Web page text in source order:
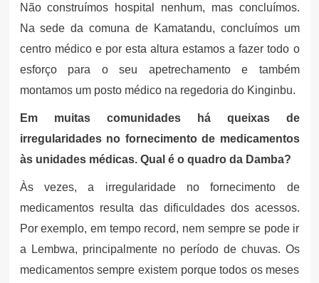
Não construímos hospital nenhum, mas concluímos.
Na sede da comuna de Kamatandu, concluímos um
centro médico e por esta altura estamos a fazer todo o
esforço para o seu apetrechamento e também
montamos um posto médico na regedoria do Kinginbu.
Em muitas comunidades há queixas de
irregularidades no fornecimento de medicamentos
às unidades médicas. Qual é o quadro da Damba?
Às vezes, a irregularidade no fornecimento de
medicamentos resulta das dificuldades dos acessos.
Por exemplo, em tempo record, nem sempre se pode ir
a Lembwa, principalmente no período de chuvas. Os
medicamentos sempre existem porque todos os meses